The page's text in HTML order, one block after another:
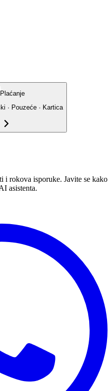
Plaćanje
· Pouzeće · Kartica
i rokova isporuke. Javite se kako
asistenta.